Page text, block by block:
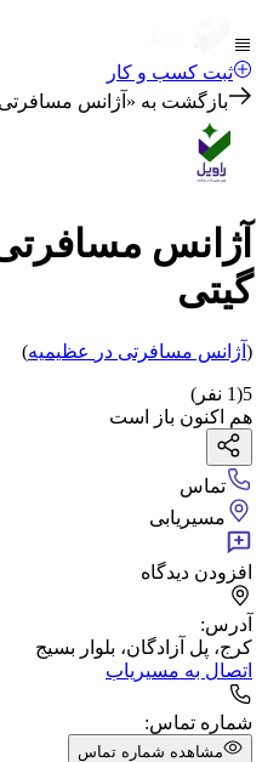
ثبت کسب و کار
بازگشت به « آژانس
آژانس
گیتی
( آژانس مسافرتی در عظیمیه)
5
(
1 نفر)
هم اکنون باز است
تماس
مسیریابی
افزودن دیدگاه
آدرس:
کرج، پل آزادگان، بلوار بسیج
اتصال به مسیریاب
شماره تماس:
مشاهده شماره تماس